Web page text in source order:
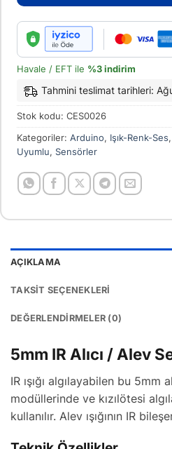
Havale / EFT ile %3 indirim
Tahmini teslimat tarihleri:
Stok kodu: CES0026
Kategoriler: Arduino, Işık-Renk-Ses,
Uyumlu, Sensörler
AÇIKLAMA
TAKSIT SEÇENEKLERI
DEĞERLENDIRMELER (0)
5mm IR Alıcı / Alev
IR ışığı algılayabilen bu 5mm
modüllerinde ve kızılötesi
kullanılır. Alev ışığının IR